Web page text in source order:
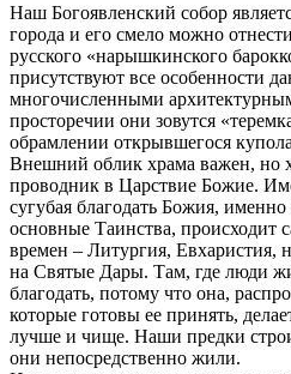
Наш Богоявленский собор
города и его смело можно
русского «нарышкинского
присутствуют все особенности
многочисленными
просторечии они зовутся
обрамлении открывшегося
Внешний облик храма важен, но
проводник в Царствие Божие.
сугубая благодать Божия,
основные Таинства, происходит
времен – Литургия, Евхаристия,
на Святые Дары. Там, где люди
благодать, потому что она,
которые готовы ее принять,
лучше и чище. Наши предки
они непосредственно жили.